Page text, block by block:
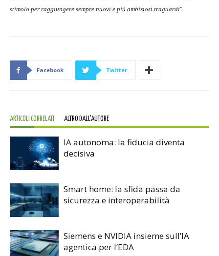
stimolo per raggiungere sempre nuovi e più ambiziosi traguardi".
Facebook Twitter
ARTICOLI CORRELATI ALTRO DALL'AUTORE
IA autonoma: la fiducia diventa
decisiva
Smart home: la sfida passa da
sicurezza e interoperabilità
Siemens e NVIDIA insieme sull’IA
agentica per l’EDA